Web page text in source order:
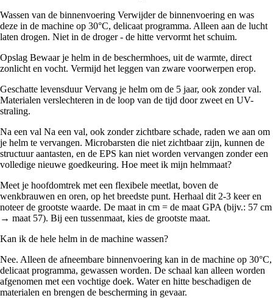
Wassen van de binnenvoering Verwijder de binnenvoering en was
deze in de machine op 30°C, delicaat programma. Alleen aan de lucht
laten drogen. Niet in de droger - de hitte vervormt het schuim.
Opslag Bewaar je helm in de beschermhoes, uit de warmte, direct
zonlicht en vocht. Vermijd het leggen van zware voorwerpen erop.
Geschatte levensduur Vervang je helm om de 5 jaar, ook zonder val.
Materialen verslechteren in de loop van de tijd door zweet en UV-
straling.
Na een val Na een val, ook zonder zichtbare schade, raden we aan om
je helm te vervangen. Microbarsten die niet zichtbaar zijn, kunnen de
structuur aantasten, en de EPS kan niet worden vervangen zonder een
volledige nieuwe goedkeuring. Hoe meet ik mijn helmmaat?
Meet je hoofdomtrek met een flexibele meetlat, boven de
wenkbrauwen en oren, op het breedste punt. Herhaal dit 2-3 keer en
noteer de grootste waarde. De maat in cm = de maat GPA (bijv.: 57 cm
→ maat 57). Bij een tussenmaat, kies de grootste maat.
Kan ik de hele helm in de machine wassen?
Nee. Alleen de afneembare binnenvoering kan in de machine op 30°C,
delicaat programma, gewassen worden. De schaal kan alleen worden
afgenomen met een vochtige doek. Water en hitte beschadigen de
materialen en brengen de bescherming in gevaar.